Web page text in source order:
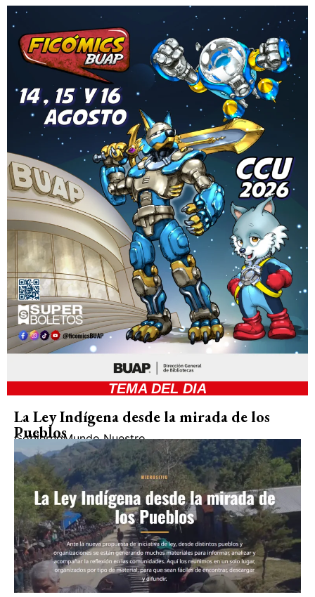
TEMA DEL DIA
La Ley Indígena desde la mirada de los
Pueblos
GobiernoMundo Nuestro